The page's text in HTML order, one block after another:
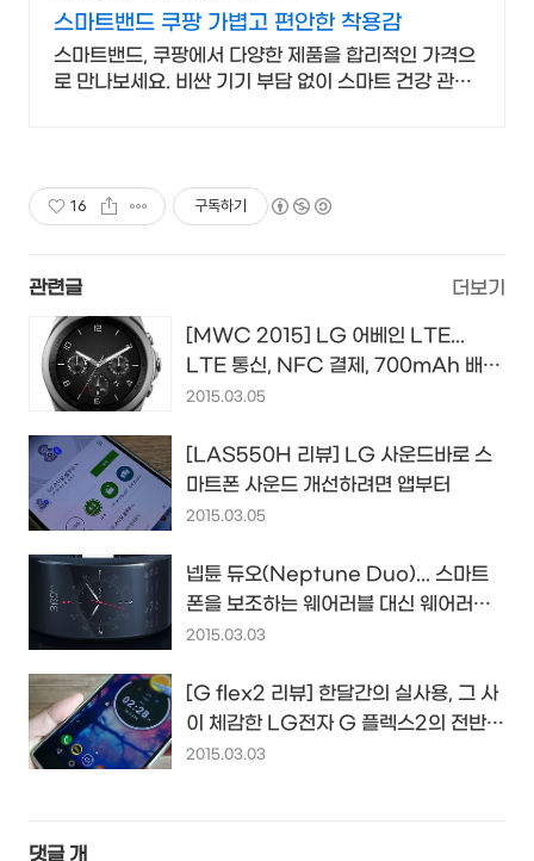
스마트밴드 쿠팡 가볍고 편안한 착용감
스마트밴드, 쿠팡에서 다양한 제품을 합리적인 가격으
로 만나보세요. 비싼 기기 부담 없이 스마트 건강 관리,
16 구독하기
관련글 더보기
[MWC 2015] LG 어베인 LTE...
LTE 통신, NFC 결제, 700mAh 배터
리까지 진짜는 너구나...^^
2015.03.05
[LAS550H 리뷰] LG 사운드바로 스
마트폰 사운드 개선하려면 앱부터
2015.03.05
넵튠 듀오(Neptune Duo)... 스마트
폰을 보조하는 웨어러블 대신 웨어러블
이 메인이 된다면...?!
2015.03.03
[G flex2 리뷰] 한달간의 실사용, 그 사
이 체감한 LG전자 G 플렉스2의 전반적
인 사용성과 총평...
2015.03.03
댓글 개